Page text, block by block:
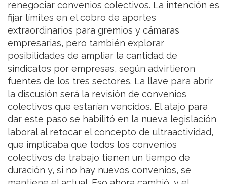
renegociar convenios colectivos. La intención es
fijar límites en el cobro de aportes
extraordinarios para gremios y cámaras
empresarias, pero también explorar
posibilidades de ampliar la cantidad de
sindicatos por empresas, según advirtieron
fuentes de los tres sectores. La llave para abrir
la discusión será la revisión de convenios
colectivos que estarían vencidos. El atajo para
dar este paso se habilitó en la nueva legislación
laboral al retocar el concepto de ultraactividad,
que implicaba que todos los convenios
colectivos de trabajo tienen un tiempo de
duración y, si no hay nuevos convenios, se